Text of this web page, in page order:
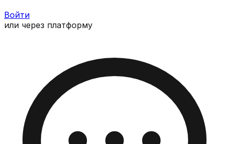
Войти
или через платформу